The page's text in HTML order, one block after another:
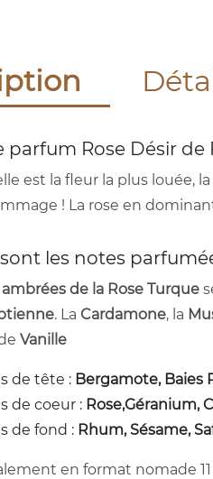
parfum Rose Désir de
est la fleur la plus louée,
! La rose en
les notes
de la Rose Turque
. La Cardamone, la
Vanille
de tête : Bergamote, Baies
de coeur : Rose,Géranium,
de fond : Rhum, Sésame,
en format nomade